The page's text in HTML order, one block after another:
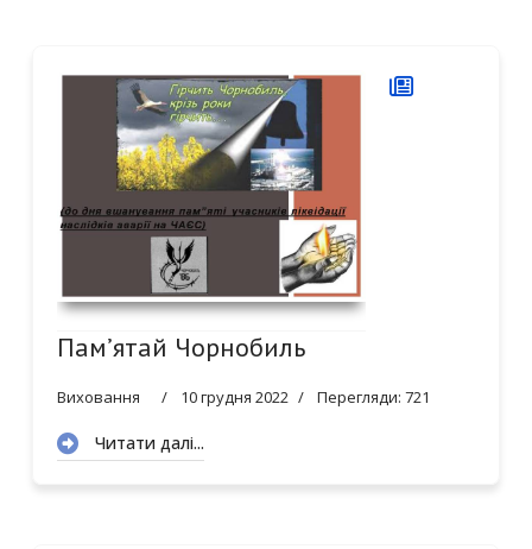
Пам’ятай Чорнобиль
Виховання 10 грудня 2022 Перегляди: 721
Читати далі...